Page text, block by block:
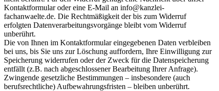
Kontaktformular oder eine E-Mail an info@kanzlei-
fachanwaelte.de. Die Rechtmäßigkeit der bis zum Widerruf
erfolgten Datenverarbeitungsvorgänge bleibt vom Widerruf
unberührt.
Die von Ihnen im Kontaktformular eingegebenen Daten verbleiben
bei uns, bis Sie uns zur Löschung auffordern, Ihre Einwilligung zur
Speicherung widerrufen oder der Zweck für die Datenspeicherung
entfällt (z.B. nach abgeschlossener Bearbeitung Ihrer Anfrage).
Zwingende gesetzliche Bestimmungen – insbesondere (auch
berufsrechtliche) Aufbewahrungsfristen – bleiben unberührt.